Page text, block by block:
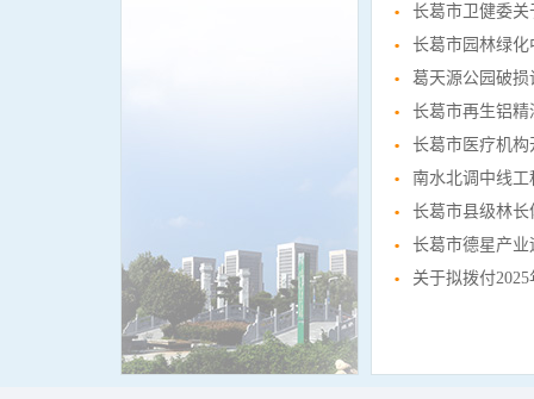
长葛市卫健委
长葛市园林绿
葛天源公园破
长葛市医疗机构
南水北调中线
长葛市县级林长
长葛市德星产
关于拟拨付